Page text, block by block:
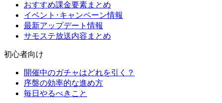
おすすめ課金要素まとめ
イベント･キャンペーン情報
最新アップデート情報
サモステ放送内容まとめ
初心者向け
開催中のガチャはどれを引く？
序盤の効率的な進め方
毎日やるべきこと